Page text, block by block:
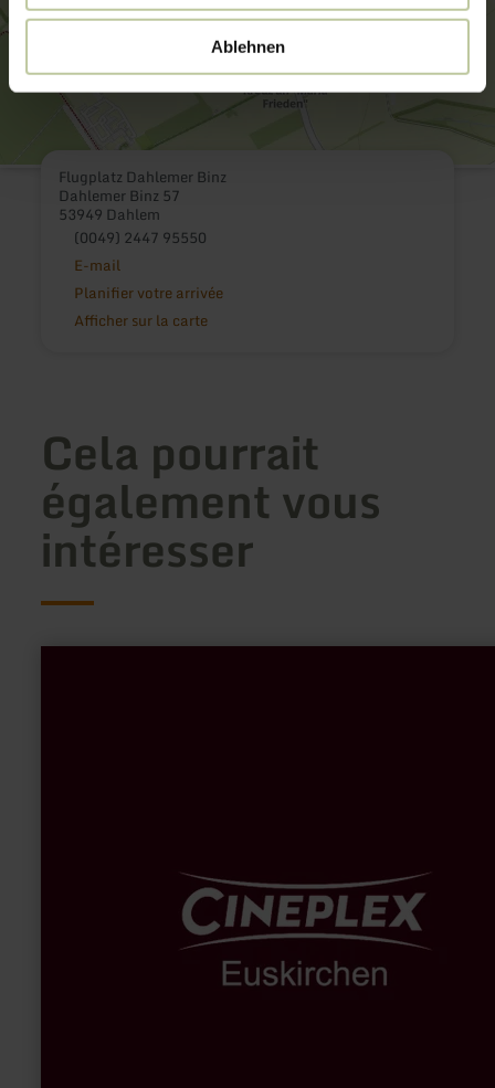
Ablehnen
Flugplatz Dahlemer Binz
Dahlemer Binz 57
53949 Dahlem
(0049) 2447 95550
E-mail
Planifier votre arrivée
Afficher sur la carte
Cela pourrait
également vous
intéresser